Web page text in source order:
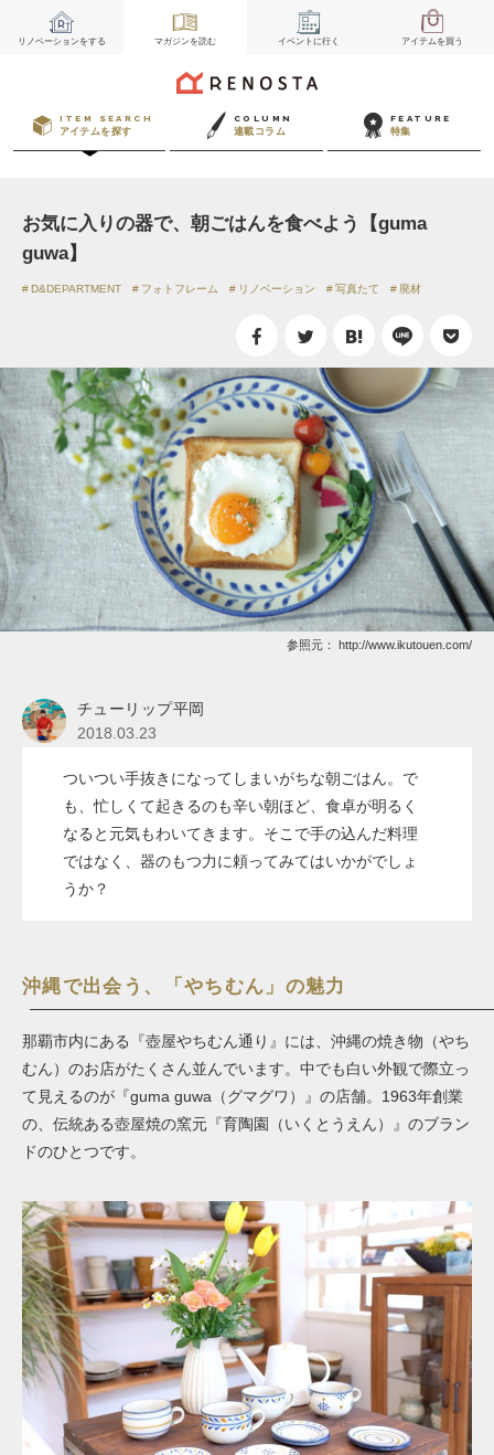
リノベーションをする マガジンを読む イベント に行く アイテムを買う
ITEM SEARCH
アイテムを探す
COLUMN
連載コラム
FEATURE
特集
お気に入りの器で、朝ごはんを食べよう【guma
guwa】
D&DEPARTMENT フォトフレーム リノベーション 写真たて 廃材
参照元： http://www.ikutouen.com/
チューリップ平岡
2018.03.23
ついつい手抜きになってしまいがちな朝ごはん。で
も、忙しくて起きるのも辛い朝ほど、食卓が明るく
なると元気もわいてきます。そこで手の込んだ料理
ではなく、器のもつ力に頼ってみてはいかがでしょ
うか？
沖縄で出会う、「やちむん」の魅力
那覇市内にある『壺屋やちむん通り』には、沖縄の焼き物（やち
むん）のお店がたくさん並んでいます。中でも白い外観で際立っ
て見えるのが『guma guwa（グマグワ）』の店舗。1963年創業
の、伝統ある壺屋焼の窯元『育陶園（いくとうえん）』のブラン
ドのひとつです。